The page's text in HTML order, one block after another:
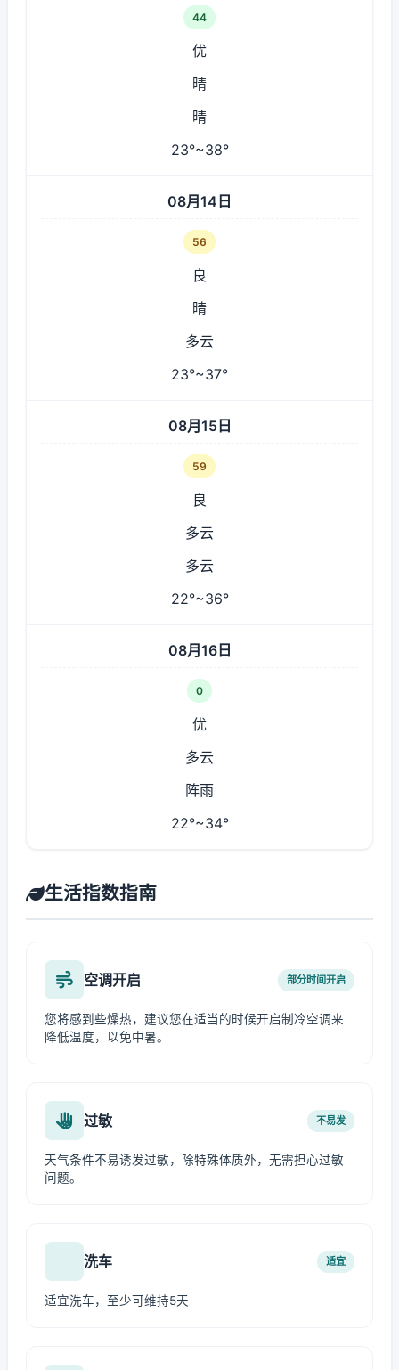
44
优
晴
晴
23°~38°
08月14日
56
良
晴
多云
23°~37°
08月15日
59
良
多云
多云
22°~36°
08月16日
0
优
多云
阵雨
22°~34°
生活指数指南
空调开启 部分时间开启
您将感到些燥热，建议您在适当的时候开启制冷空调来
降低温度，以免中暑。
过敏 不易发
天气条件不易诱发过敏，除特殊体质外，无需担心过敏
问题。
洗车 适宜
适宜洗车，至少可维持5天